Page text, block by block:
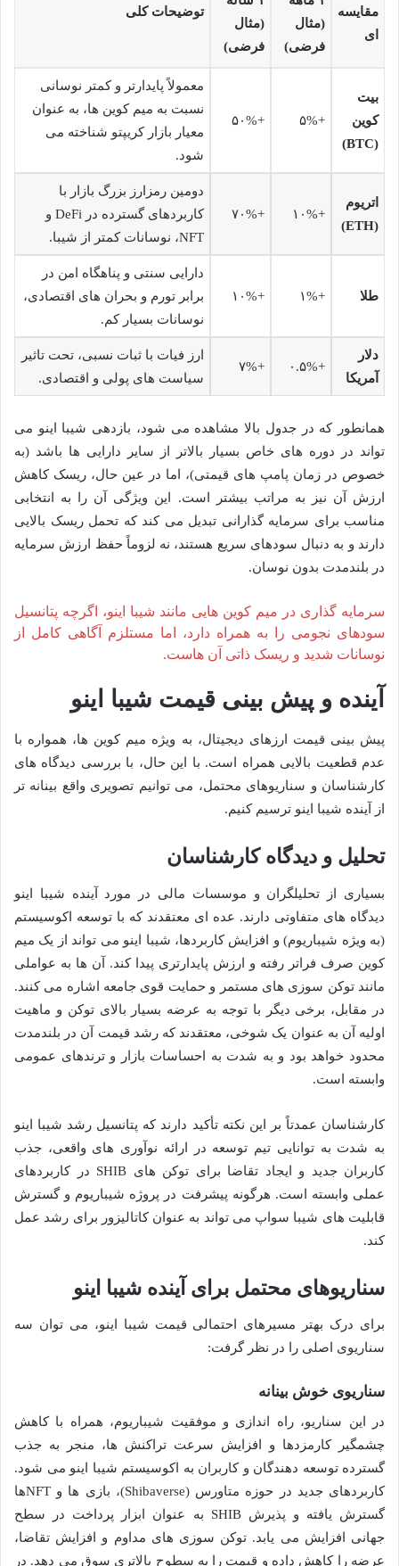
مقایسه
ای
(مثال
فرضی)
(مثال
فرضی)
توضیحات کلی
بیت
کوین
(BTC)
+۵% +۵۰%
معمولاً پایدارتر و کمتر نوسانی
نسبت به میم کوین ها، به عنوان
معیار بازار کریپتو شناخته می
شود.
اتریوم
(ETH)
+۱۰% +۷۰%
دومین رمزارز بزرگ بازار با
کاربردهای گسترده در DeFi و
NFT، نوسانات کمتر از شیبا.
طلا +۱% +۱۰%
دارایی سنتی و پناهگاه امن در
برابر تورم و بحران های اقتصادی،
نوسانات بسیار کم.
دلار
آمریکا
+۰.۵% +۷%
ارز فیات با ثبات نسبی، تحت تاثیر
سیاست های پولی و اقتصادی.
همانطور که در جدول بالا مشاهده می شود، بازدهی شیبا اینو می
تواند در دوره های خاص بسیار بالاتر از سایر دارایی ها باشد (به
خصوص در زمان پامپ های قیمتی)، اما در عین حال، ریسک کاهش
ارزش آن نیز به مراتب بیشتر است. این ویژگی آن را به انتخابی
مناسب برای سرمایه گذارانی تبدیل می کند که تحمل ریسک بالایی
دارند و به دنبال سودهای سریع هستند، نه لزوماً حفظ ارزش سرمایه
در بلندمدت بدون نوسان.
سرمایه گذاری در میم کوین هایی مانند شیبا اینو، اگرچه پتانسیل
سودهای نجومی را به همراه دارد، اما مستلزم آگاهی کامل از
نوسانات شدید و ریسک ذاتی آن هاست.
آینده و پیش بینی قیمت شیبا اینو
پیش بینی قیمت ارزهای دیجیتال، به ویژه میم کوین ها، همواره با
عدم قطعیت بالایی همراه است. با این حال، با بررسی دیدگاه های
کارشناسان و سناریوهای محتمل، می توانیم تصویری واقع بینانه تر
از آینده شیبا اینو ترسیم کنیم.
تحلیل و دیدگاه کارشناسان
بسیاری از تحلیلگران و موسسات مالی در مورد آینده شیبا اینو
دیدگاه های متفاوتی دارند. عده ای معتقدند که با توسعه اکوسیستم
(به ویژه شیباریوم) و افزایش کاربردها، شیبا اینو می تواند از یک میم
کوین صرف فراتر رفته و ارزش پایدارتری پیدا کند. آن ها به عواملی
مانند توکن سوزی های مستمر و حمایت قوی جامعه اشاره می کنند.
در مقابل، برخی دیگر با توجه به عرضه بسیار بالای توکن و ماهیت
اولیه آن به عنوان یک شوخی، معتقدند که رشد قیمت آن در بلندمدت
محدود خواهد بود و به شدت به احساسات بازار و ترندهای عمومی
وابسته است.
کارشناسان عمدتاً بر این نکته تأکید دارند که پتانسیل رشد شیبا اینو
به شدت به توانایی تیم توسعه در ارائه نوآوری های واقعی، جذب
کاربران جدید و ایجاد تقاضا برای توکن های SHIB در کاربردهای
عملی وابسته است. هرگونه پیشرفت در پروژه شیباریوم و گسترش
قابلیت های شیبا سواپ می تواند به عنوان کاتالیزور برای رشد عمل
کند.
سناریوهای محتمل برای آینده شیبا اینو
برای درک بهتر مسیرهای احتمالی قیمت شیبا اینو، می توان سه
سناریوی اصلی را در نظر گرفت:
سناریوی خوش بینانه
در این سناریو، راه اندازی و موفقیت شیباریوم، همراه با کاهش
چشمگیر کارمزدها و افزایش سرعت تراکنش ها، منجر به جذب
گسترده توسعه دهندگان و کاربران به اکوسیستم شیبا اینو می شود.
کاربردهای جدید در حوزه متاورس (Shibaverse)، بازی ها و NFTها
گسترش یافته و پذیرش SHIB به عنوان ابزار پرداخت در سطح
جهانی افزایش می یابد. توکن سوزی های مداوم و افزایش تقاضا،
عرضه را کاهش داده و قیمت را به سطوح بالاتری سوق می دهد. در